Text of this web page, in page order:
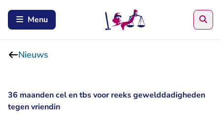
Menu
Nieuws
36 maanden cel en tbs voor reeks gewelddadigheden
tegen vriendin